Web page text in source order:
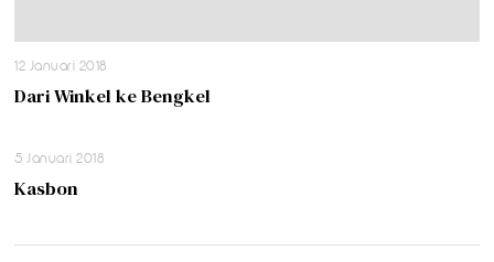
12 Januari 2018
Dari Winkel ke Bengkel
5 Januari 2018
Kasbon